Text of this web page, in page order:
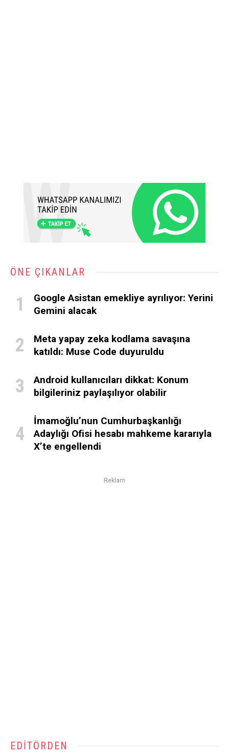
ÖNE ÇIKANLAR
Google Asistan emekliye ayrılıyor: Yerini
Gemini alacak
Meta yapay zeka kodlama savaşına
katıldı: Muse Code duyuruldu
Android kullanıcıları dikkat: Konum
bilgileriniz paylaşılıyor olabilir
İmamoğlu’nun Cumhurbaşkanlığı
Adaylığı Ofisi hesabı mahkeme kararıyla
X’te engellendi
Reklam
EDITÖRDEN